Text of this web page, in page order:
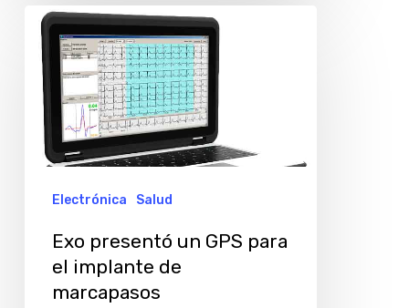
Exo
presentó
GPS
para
implante
marcapasos
Electrónica Salud
Exo presentó un GPS para
el implante de
marcapasos